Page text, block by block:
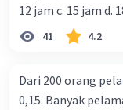
12 jam c.
41 4.2
Dari 200 orang
0,15. Banyak